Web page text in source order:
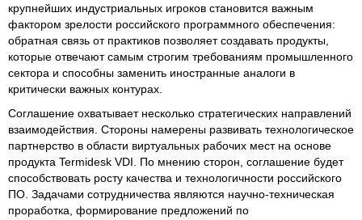
крупнейших индустриальных игроков становится важным
фактором зрелости российского программного обеспечения:
обратная связь от практиков позволяет создавать продукты,
которые отвечают самым строгим требованиям промышленного
сектора и способны заменить иностранные аналоги в
критически важных контурах.
Соглашение охватывает несколько стратегических направлений
взаимодействия. Стороны намерены развивать технологическое
партнерство в области виртуальных рабочих мест на основе
продукта Termidesk VDI. По мнению сторон, соглашение будет
способствовать росту качества и технологичности российского
ПО. Задачами сотрудничества являются научно-техническая
проработка, формирование предложений по